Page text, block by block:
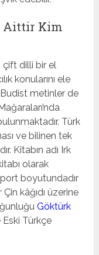
Aittir Kim
çift dilli bir el
konularını ele
metinler de
Türk
ve bilinen tek
Kitabın adı Irk
olarak
boyutundadır
kâğıdı üzerine
Göktürk
Eski Türkçe